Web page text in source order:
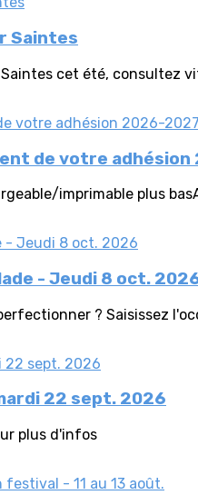
Saintes
cet été, consultez
de votre
imprimable plus
- Jeudi 8 oct.
? Saisissez
22 sept. 2026
plus d'infos